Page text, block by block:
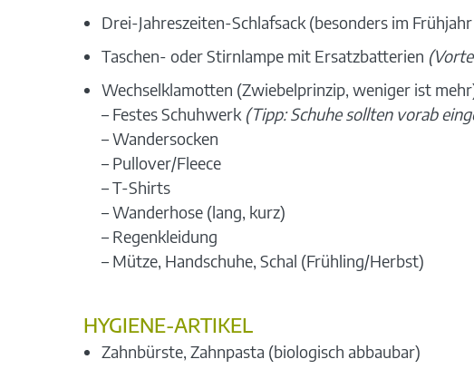
Drei-Jahreszeiten-Schlafsack (besonders im
Taschen- oder Stirnlampe mit Ersatzbatterien
Wechselklamotten (Zwiebelprinzip, weniger ist
– Festes Schuhwerk (Tipp: Schuhe sollten vorab
– Wandersocken
– Pullover/Fleece
– T-Shirts
– Wanderhose (lang, kurz)
– Regenkleidung
– Mütze, Handschuhe, Schal (Frühling/Herbst)
HYGIENE-ARTIKEL
Zahnbürste, Zahnpasta (biologisch abbaubar)